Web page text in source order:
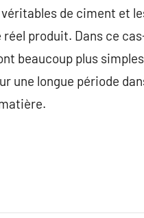
de ciment et
produit. Dans ce
beaucoup plus
une longue période